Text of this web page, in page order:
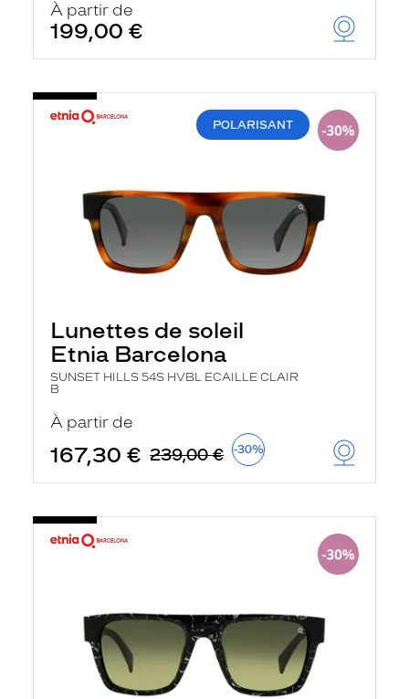
À partir de
199,00 €
POLARISANT
Lunettes de soleil
Etnia Barcelona
SUNSET HILLS 54S HVBL ECAILLE CLAIR
B
À partir de
167,30 € 239,00 € -30%